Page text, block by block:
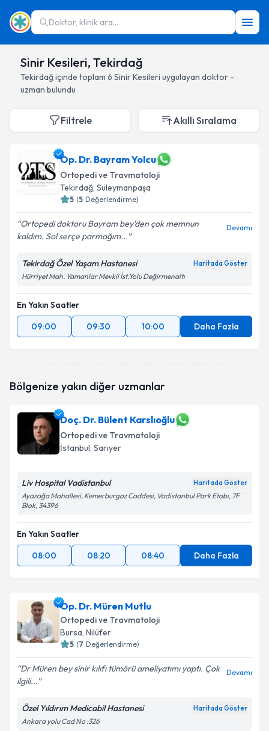
Doktor, klinik ara...
Sinir Kesileri, Tekirdağ
Tekirdağiçinde toplam 6 Sinir Kesileri uygulayan doktor -
uzman bulundu
Filtrele Akıllı Sıralama
Op. Dr. Bayram Yolcu
Ortopedi ve Travmatoloji
Tekirdağ, Süleymanpaşa
5 (5 Değerlendirme)
Ortopedi doktoru Bayram bey’den çok memnun
kaldım. Sol serçe parmağım...
Devamı
Tekirdağ Özel Yaşam Hastanesi Haritada Göster
Hürriyet Mah. Yamanlar Mevkii İst.Yolu Değirmenaltı
En Yakın Saatler
09:00
09:30 10:00 Daha Fazla
Bölgenize yakın diğer uzmanlar
Doç. Dr. Bülent Karslıoğlu
Ortopedi ve Travmatoloji
İstanbul, Sarıyer
Liv Hospital Vadistanbul Haritada Göster
Ayazağa Mahallesi, Kemerburgaz Caddesi, Vadistanbul Park Etabı, 7F
Blok, 34396
En Yakın Saatler
08:00
08:20 08:40 Daha Fazla
Op. Dr. Müren Mutlu
Ortopedi ve Travmatoloji
Bursa, Nilüfer
5 (7 Değerlendirme)
Dr Müren bey sinir kılıfı tümörü ameliyatımı yaptı. Çok
ilgili...
Devamı
Özel Yıldırım Medicabil Hastanesi Haritada Göster
Ankara yolu Cad No :326